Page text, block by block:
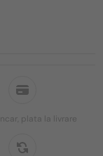
plata la livrare